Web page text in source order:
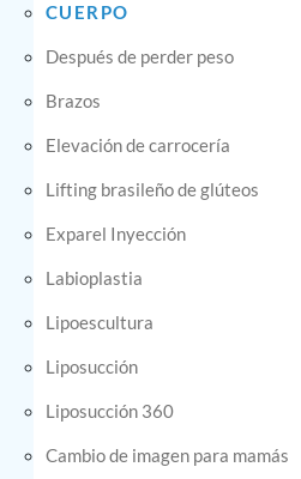
CUERPO
Después de perder peso
Brazos
Elevación de carrocería
Lifting brasileño de glúteos
Exparel Inyección
Labioplastia
Lipoescultura
Liposucción
Liposucción 360
Cambio de imagen para mamás